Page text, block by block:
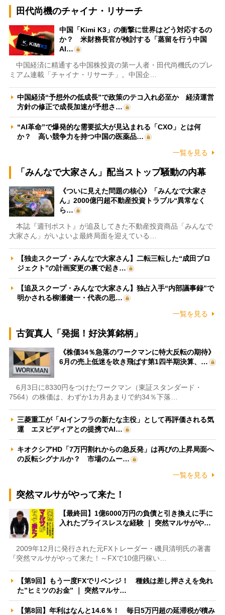
田代尚機のチャイナ・リサーチ
中国「Kimi K3」の衝撃に世界はどう対応するの
か？ 米財務長官が検討する「蒸留を行う中国
AI…
中国経済に精通する中国株投資の第一人者・田代尚機氏のプレ
ミアム連載「チャイナ・リサーチ」。中国企…
中国経済“予想外の低成長”で政策のテコ入れ必至か 経済運営
方針の修正で成長加速が予想さ…
“AI革命”で爆発的な需要拡大が見込まれる「CXO」とは何
か？ 高い競争力を持つ中国の医薬品…
一覧を見る
「みんなで大家さん」配当ストップ騒動の内幕
《ついに見えた問題の核心》「みんなで大家さ
ん」2000億円超不動産投資トラブル“異常なく
ら…
本誌『週刊ポスト』が追及してきた不動産投資商品「みんなで
大家さん」がいよいよ最終局面を迎えている…
【独走スクープ・みんなで大家さん】二転三転した“成田プロ
ジェクト”の計画変更の裏で起き…
【追及スクープ・みんなで大家さん】独占入手“内部議事録”で
明かされる柳瀬健一・代表の思…
一覧を見る
古賀真人「発掘！好決算銘柄」
《株価34％急落のワークマンに特大反転の期待》
6月の売上低迷を吹き飛ばす第1四半期決算、…
6月3日に8330円をつけたワークマン（東証スタンダード・
7564）の株価は、わずか1カ月あまりで約34％下落…
三菱重工が「AIインフラの新たな主役」として再評価される気
運 エヌビディアとの提携でAI…
キオクシアHD「7万円割れからの急反発」は再びの上昇局面へ
の反転シグナルか？ 市場のムー…
一覧を見る
突然マルサがやって来た！
【最終回】1億6000万円の負債と引き換えに手に
入れたプライスレスな経験 ｜ 突然マルサがや…
2009年12月に発行された元FXトレーダー・磯貝清明氏の著書
『突然マルサがやって来た！～FXで10億円稼い…
【第9回】もう一度FXでリベンジ！ 種銭は差し押さえを免れ
た”ヒミツのお金” ｜ 突然マルサ…
【第8回】年利はなんと14.6％！ 毎日5万円超の延滞税が積み